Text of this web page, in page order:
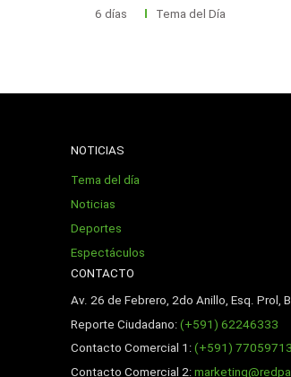
6 días Tema del Día
NOTICIAS
Tema del día
Noticias
Deportes
Espectáculos
CONTACTO
Av. 26 de Febrero, 2do Anillo, Esq. Prol,
Reporte Ciudadano:(+591) 62246333
Contacto Comercial 1:(+591) 77059713
Contacto Comercial 2: